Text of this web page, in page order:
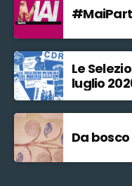
Le
luglio
Da